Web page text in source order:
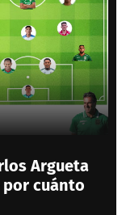
Argueta
cuánto